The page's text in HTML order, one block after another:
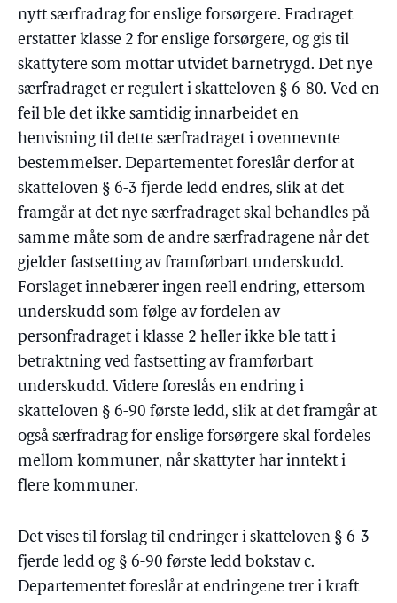
nytt særfradrag for enslige forsørgere. Fradraget
erstatter klasse 2 for enslige forsørgere, og gis til
skattytere som mottar utvidet barnetrygd. Det nye
særfradraget er regulert i skatteloven § 6-80. Ved en
feil ble det ikke samtidig innarbeidet en
henvisning til dette særfradraget i ovennevnte
bestemmelser. Departementet foreslår derfor at
skatteloven § 6-3 fjerde ledd endres, slik at det
framgår at det nye særfradraget skal behandles på
samme måte som de andre særfradragene når det
gjelder fastsetting av framførbart underskudd.
Forslaget innebærer ingen reell endring, ettersom
underskudd som følge av fordelen av
personfradraget i klasse 2 heller ikke ble tatt i
betraktning ved fastsetting av framførbart
underskudd. Videre foreslås en endring i
skatteloven § 6-90 første ledd, slik at det framgår at
også særfradrag for enslige forsørgere skal fordeles
mellom kommuner, når skattyter har inntekt i
flere kommuner.
Det vises til forslag til endringer i skatteloven § 6-3
fjerde ledd og § 6-90 første ledd bokstav c.
Departementet foreslår at endringene trer i kraft